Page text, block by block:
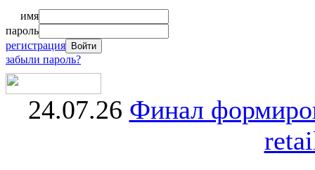
имя
пароль
регистрация
забыли пароль?
24.07.26 Финал